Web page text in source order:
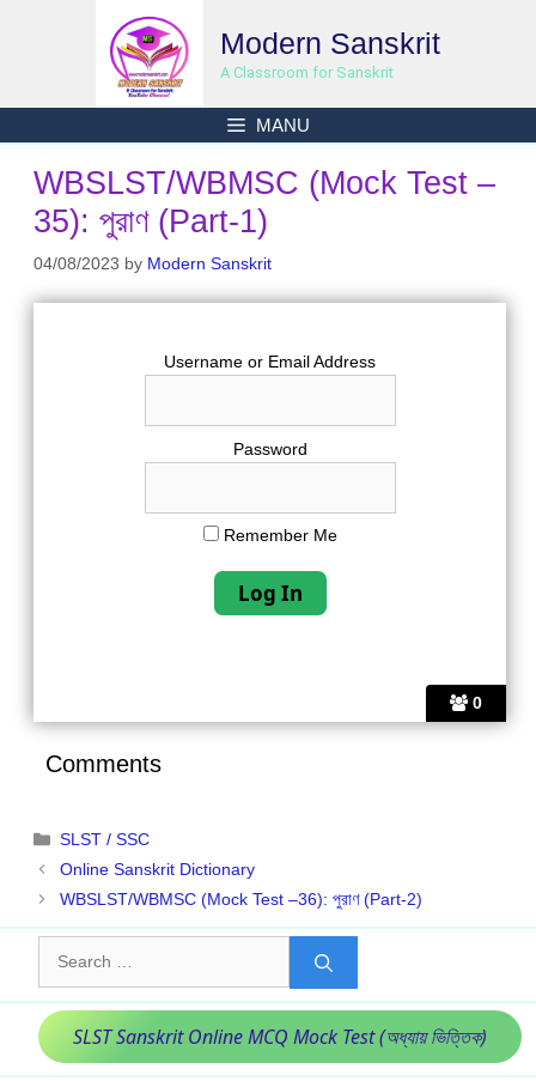
Modern Sanskrit
A Classroom for Sanskrit
MANU
WBSLST/WBMSC (Mock Test –
35): পুরাণ (Part-1)
04/08/2023 by Modern Sanskrit
0
Username or Email Address
Password
Remember Me
Comments
Categories
SLST / SSC
Online Sanskrit Dictionary
WBSLST/WBMSC (Mock Test –36): পুরাণ (Part-2)
for:
SLST Sanskrit Online MCQ Mock Test (অধ্যায় ভিত্তিক)